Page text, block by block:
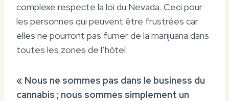
complexe respecte la loi du Nevada. Ceci pour
les personnes qui peuvent être frustrées car
elles ne pourront pas fumer de la marijuana dans
toutes les zones de l’hôtel.
« Nous ne sommes pas dans le business du
cannabis ; nous sommes simplement un